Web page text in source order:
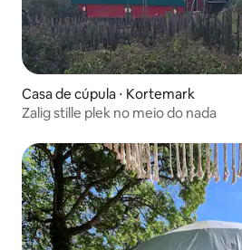
Casa de cúpula ⋅ Kortemark
Zalig stille plek no meio do nada